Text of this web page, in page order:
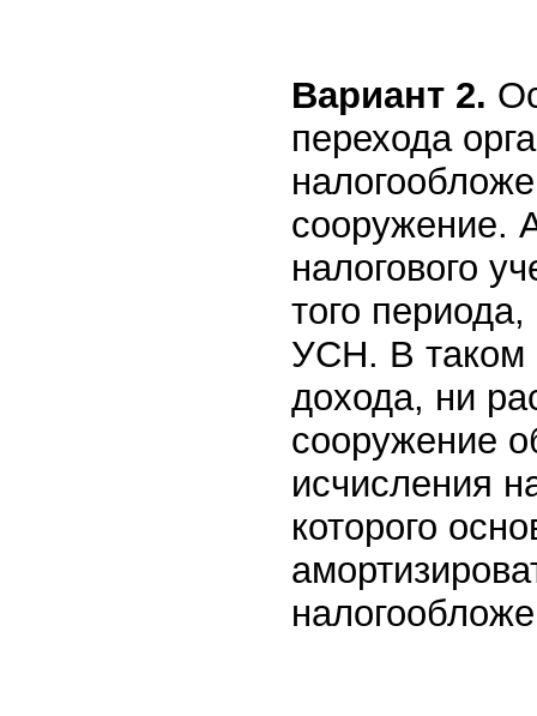
Вариант 2.
перехода
сооружение.
налогового
того
УСН. В таком
дохода, ни
сооружение
исчисления
которого